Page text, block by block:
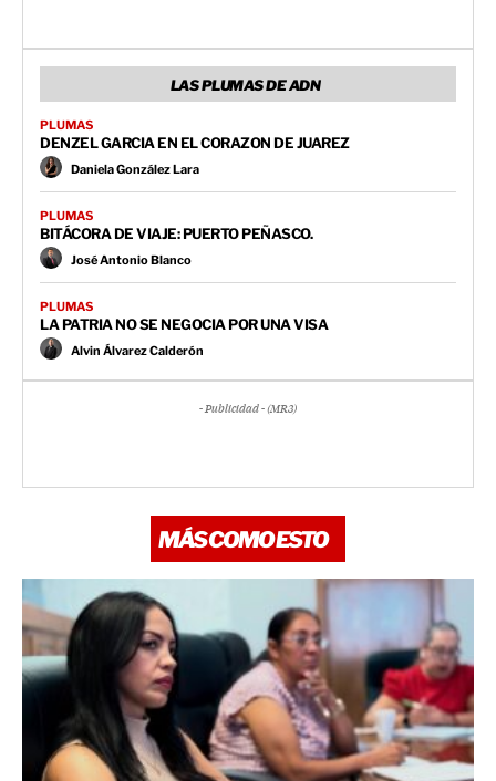
LAS PLUMAS DE ADN
PLUMAS
DENZEL GARCIA EN EL CORAZON DE JUAREZ
Daniela González Lara
PLUMAS
BITÁCORA DE VIAJE: PUERTO PEÑASCO.
José Antonio Blanco
PLUMAS
LA PATRIA NO SE NEGOCIA POR UNA VISA
Alvin Álvarez Calderón
- Publicidad - (MR3)
MÁS COMO ESTO